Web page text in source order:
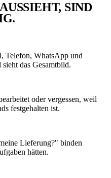
AUSSIEHT, SIND
Telefon, WhatsApp und
das Gesamtbild.
oder vergessen, weil
festgehalten ist.
Lieferung?" binden
hätten.